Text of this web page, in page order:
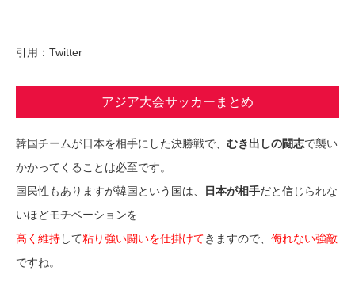
引用：Twitter
アジア大会サッカーまとめ
韓国チームが日本を相手にした決勝戦で、 むき出しの闘志で襲い
かかってくることは必至です。
国民性もありますが韓国という国は、
日本が相手だと信じられな
いほどモチベーションを
高く維持して粘り強い闘いを仕掛けてきますので、 侮れない強敵
ですね。